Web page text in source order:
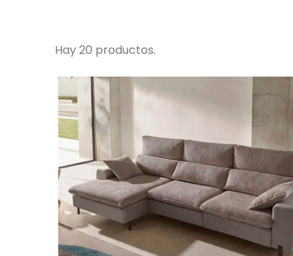
Hay 20 productos.